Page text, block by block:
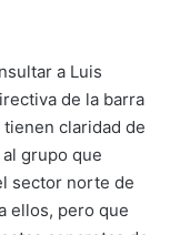
a Luis
de la barra
tienen claridad de
grupo que
sector norte de
ellos, pero que